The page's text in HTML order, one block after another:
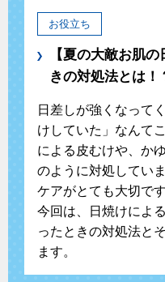
お役立ち
【夏の大敵お肌
きの対処法とは！
日差しが強くなって
けしていた」なんて
による皮むけや、か
のように対処してい
ケアがとても大切です
今回は、日焼けによ
ったときの対処法と
ます。